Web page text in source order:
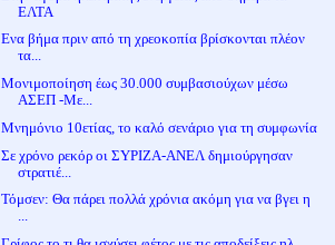
ΕΛΤΑ
Ενα βήμα πριν από τη χρεοκοπία βρίσκονται πλέον
τα...
Μονιμοποίηση έως 30.000 συμβασιούχων μέσω
ΑΣΕΠ -Με...
Μνημόνιο 10ετίας, το καλό σενάριο για τη συμφωνία
Σε χρόνο ρεκόρ οι ΣΥΡΙΖΑ-ΑΝΕΛ δημιούργησαν
στρατιέ...
Τόμσεν: Θα πάρει πολλά χρόνια ακόμη για να βγει η
...